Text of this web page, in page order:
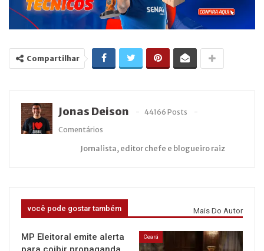
Compartilhar
Jonas Deison
44166 Posts
Comentários
Jornalista, editor chefe e blogueiro raiz
você pode gostar também Mais Do Autor
MP Eleitoral emite alerta
Ceará